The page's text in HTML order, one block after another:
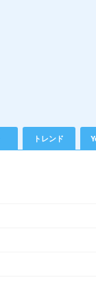
トレンド